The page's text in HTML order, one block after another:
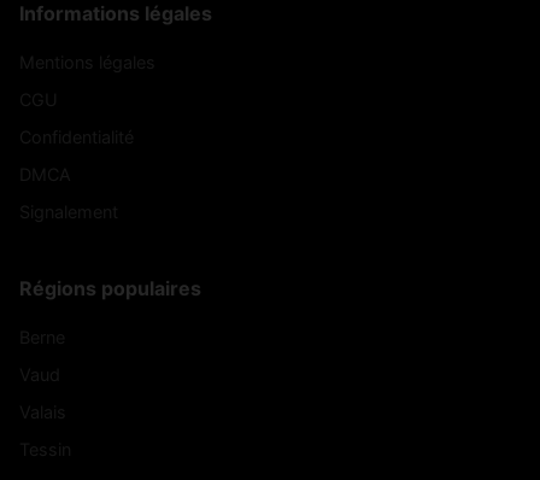
Informations légales
Régions populaires